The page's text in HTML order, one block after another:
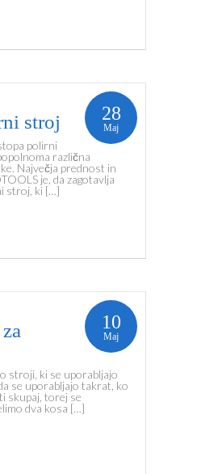
28
Maj
stroj
polirni
različna
Največja prednost in
je, da zagotavlja
stroj, ki […]
10
Maj
stroji, ki se uporabljajo
se uporabljajo takrat, ko
skupaj, torej se
dva kosa […]